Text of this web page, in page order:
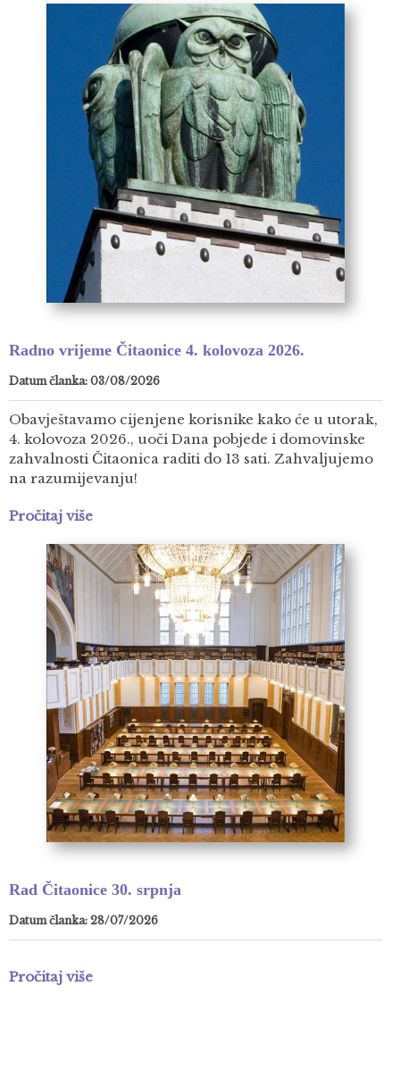
Radno vrijeme Čitaonice 4. kolovoza 2026.
Datum članka: 03/08/2026
Obavještavamo cijenjene korisnike kako će u utorak,
4. kolovoza 2026., uoči Dana pobjede i domovinske
zahvalnosti Čitaonica raditi do 13 sati. Zahvaljujemo
na razumijevanju!
Pročitaj više
Rad Čitaonice 30. srpnja
Datum članka: 28/07/2026
Pročitaj više